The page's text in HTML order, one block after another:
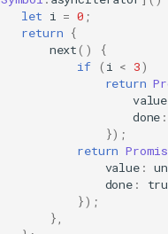
let i = 0 ;
return {
next()
{
if ( i < 3)
return
value
done :
});
return
value:
done:
});
},